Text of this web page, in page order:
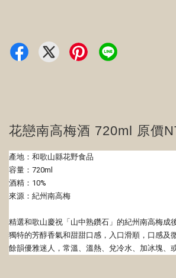
花戀南高梅酒 720ml 原價
產地：和歌山縣花野食品
容量：720ml
酒精：10%
來源：紀州南高梅
精選和歌山慶祝「山中熟鑽石」 的紀州南高梅成
獨特的芳醇香氣和甜甜口感，入口滑順， 口感及
餘韻優雅迷人，常溫、溫熱、 兌冷水、加冰塊、